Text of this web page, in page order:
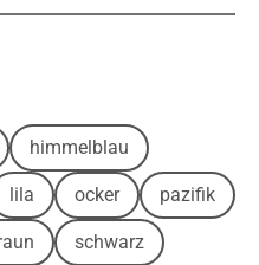
himmelblau
lila ocker pazifik
schwarz